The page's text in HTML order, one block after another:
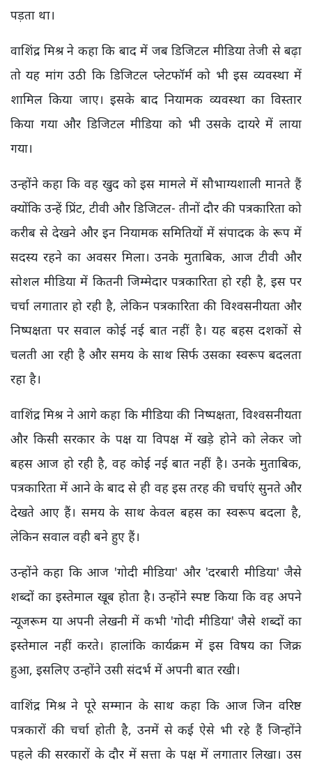
पड़ता था।
वाशिंद्र मिश्र ने कहा कि बाद में जब डिजिटल मीडिया तेजी से बढ़ा
तो यह मांग उठी कि डिजिटल प्लेटफॉर्म को भी इस व्यवस्था में
शामिल किया जाए। इसके बाद नियामक व्यवस्था का विस्तार
किया गया और डिजिटल मीडिया को भी उसके दायरे में लाया
गया।
उन्होंने कहा कि वह खुद को इस मामले में सौभाग्यशाली मानते हैं
क्योंकि उन्हें प्रिंट, टीवी और डिजिटल- तीनों दौर की पत्रकारिता को
करीब से देखने और इन नियामक समितियों में संपादक के रूप में
सदस्य रहने का अवसर मिला। उनके मुताबिक, आज टीवी और
सोशल मीडिया में कितनी जिम्मेदार पत्रकारिता हो रही है, इस पर
चर्चा लगातार हो रही है, लेकिन पत्रकारिता की विश्वसनीयता और
निष्पक्षता पर सवाल कोई नई बात नहीं है। यह बहस दशकों से
चलती आ रही है और समय के साथ सिर्फ उसका स्वरूप बदलता
रहा है।
वाशिंद्र मिश्र ने आगे कहा कि मीडिया की निष्पक्षता, विश्वसनीयता
और किसी सरकार के पक्ष या विपक्ष में खड़े होने को लेकर जो
बहस आज हो रही है, वह कोई नई बात नहीं है। उनके मुताबिक,
पत्रकारिता में आने के बाद से ही वह इस तरह की चर्चाएं सुनते और
देखते आए हैं। समय के साथ केवल बहस का स्वरूप बदला है,
लेकिन सवाल वही बने हुए हैं।
उन्होंने कहा कि आज 'गोदी मीडिया' और 'दरबारी मीडिया' जैसे
शब्दों का इस्तेमाल खूब होता है। उन्होंने स्पष्ट किया कि वह अपने
न्यूजरूम या अपनी लेखनी में कभी 'गोदी मीडिया' जैसे शब्दों का
इस्तेमाल नहीं करते। हालांकि कार्यक्रम में इस विषय का जिक्र
हुआ, इसलिए उन्होंने उसी संदर्भ में अपनी बात रखी।
वाशिंद्र मिश्र ने पूरे सम्मान के साथ कहा कि आज जिन वरिष्ठ
पत्रकारों की चर्चा होती है, उनमें से कई ऐसे भी रहे हैं जिन्होंने
पहले की सरकारों के दौर में सत्ता के पक्ष में लगातार लिखा। उस